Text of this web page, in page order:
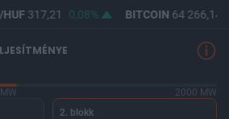
317,21 0,08% BITCOIN 64 266,14
2000 MW
2. blokk